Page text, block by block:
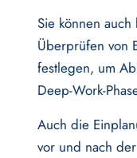
Sie können
Überprüfen von
festlegen, um
Deep-Work-
Auch die
vor und nach